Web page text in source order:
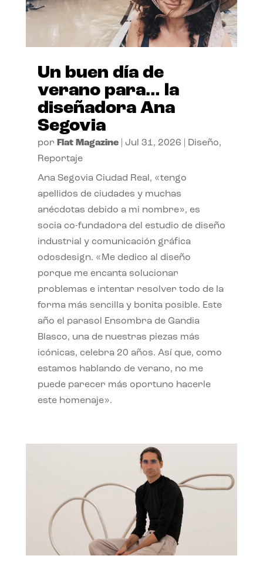
Un buen día de
verano para… la
diseñadora Ana
Segovia
por Flat Magazine| Jul 31, 2026 Diseño,
Reportaje
Ana Segovia Ciudad Real, «tengo
apellidos de ciudades y muchas
anécdotas debido a mi nombre», es
socia co-fundadora del estudio de diseño
industrial y comunicación gráfica
odosdesign. «Me dedico al diseño
porque me encanta solucionar
problemas e intentar resolver todo de la
forma más sencilla y bonita posible. Este
año el parasol Ensombra de Gandia
Blasco, una de nuestras piezas más
icónicas, celebra 20 años. Así que, como
estamos hablando de verano, no me
puede parecer más oportuno hacerle
este homenaje».